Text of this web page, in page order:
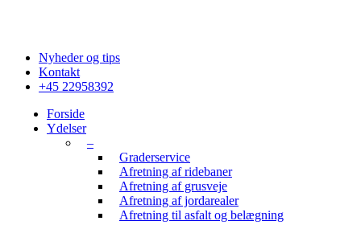
Nyheder og tips
Kontakt
+45 22958392
Forside
Ydelser
–
Graderservice
Afretning af ridebaner
Afretning af grusveje
Afretning af jordarealer
Afretning til asfalt og belægning